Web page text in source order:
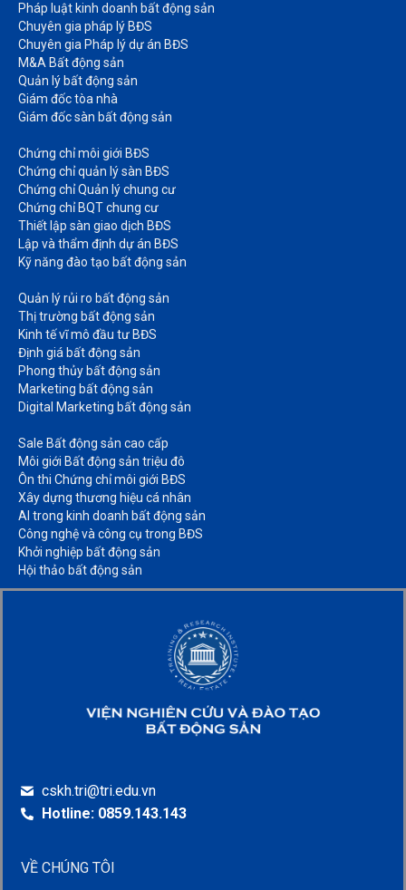
Pháp luật kinh doanh bất động sản​
Chuyên gia pháp lý BĐS
Chuyên gia Pháp lý dự án BĐS
M&A Bất động sản​
Quản lý bất động sản
Giám đốc tòa nhà​
Giám đốc sàn bất động sản
Chứng chỉ môi giới BĐS​
Chứng chỉ quản lý sàn BĐS
Chứng chỉ Quản lý chung cư​
Chứng chỉ BQT chung cư​
Thiết lập sàn giao dịch BĐS​
Lập và thẩm định dự án BĐS​
Kỹ năng đào tạo bất động sản​
Quản lý rủi ro bất động sản​
Thị trường bất động sản​
Kinh tế vĩ mô đầu tư BĐS​
Định giá bất động sản​
Phong thủy bất động sản​
Marketing bất động sản​
Digital Marketing bất động sản​
Sale Bất động sản cao cấp​
Môi giới Bất động sản triệu đô​
Ôn thi Chứng chỉ môi giới BĐS​
Xây dựng thương hiệu cá nhân​
AI trong kinh doanh bất động sản​
Công nghệ và công cụ trong BĐS​
Khởi nghiệp bất động sản​
Hội thảo bất động sản​
cskh.tri@tri.edu.vn
Hotline: 0859.143.143
VỀ CHÚNG TÔI